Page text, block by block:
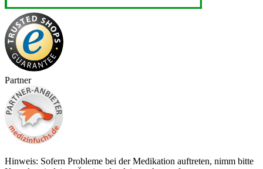
Partner
Hinweis: Sofern Probleme bei der Medikation auftreten, nimm bitte